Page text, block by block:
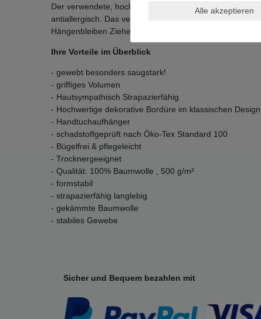
Der verwendete, hochwertige Naturstoff Baumwolle ist
antiallergisch. Das verarbeitete hochwertige Ringgarn
Hängenbleiben Ziehen von Fäden durch spitze
Ihre Vorteile im Überblick
- gewebt besonders saugstark!
- griffiges Volumen
- Hautsympathisch Strapazierfähig
- Hochwertige dekorative Bordüre im klassischen
- Handtuchaufhänger
- schadstoffgeprüft nach Öko-Tex Standard 100
- Bügelfrei & pflegeleicht
- Trocknergeeignet
- Qualität: 100% Baumwolle , 500 g/m²
- formstabil
- strapazierfähig langlebig
- gekämmte Baumwolle
- stabiles Gewebe
Sicher und Bequem bezahlen mit
Alle akzeptieren